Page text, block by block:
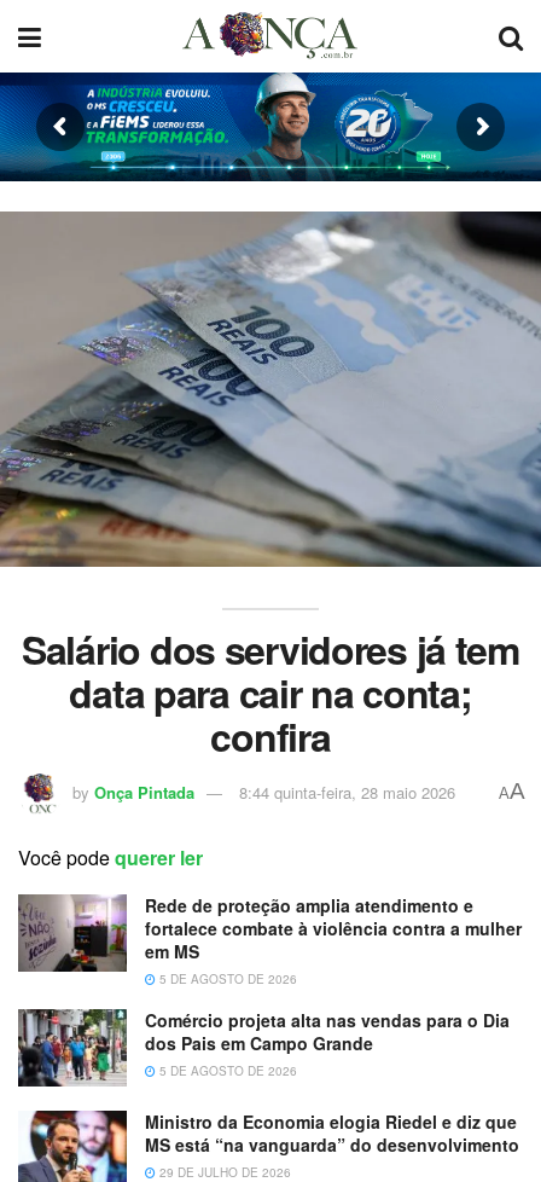
Salário dos servidores já tem
data para cair na conta;
confira
by Onça Pintada 8:44 quinta-feira, 28 maio 2026 AA
Você podequerer ler
Rede de proteção amplia atendimento e
fortalece combate à violência contra a mulher
em MS
5 DE AGOSTO DE 2026
Comércio projeta alta nas vendas para o Dia
dos Pais em Campo Grande
5 DE AGOSTO DE 2026
Ministro da Economia elogia Riedel e diz que
MS está “na vanguarda” do desenvolvimento
29 DE JULHO DE 2026